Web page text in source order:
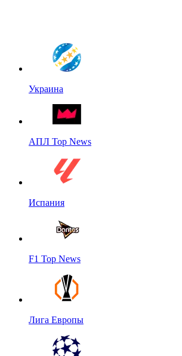
Украина
АПЛ Top News
Испания
F1 Top News
Лига Европы